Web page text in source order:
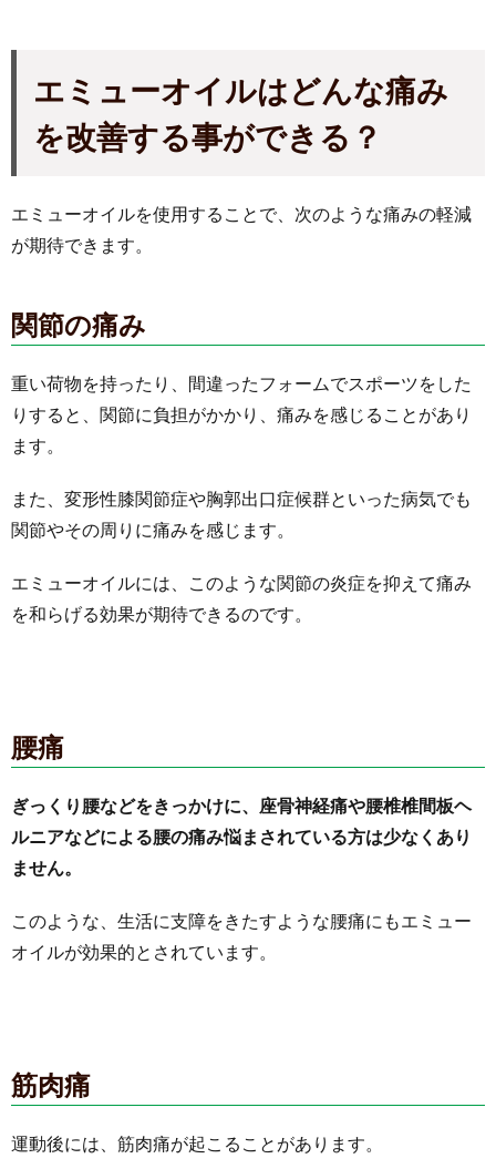
エミューオイルはどんな痛み
を改善する事ができる？
エミューオイルを使用することで、次のような痛みの軽減
が期待できます。
関節の痛み
重い荷物を持ったり、間違ったフォームでスポーツをした
りすると、関節に負担がかかり、痛みを感じることがあり
ます。
また、変形性膝関節症や胸郭出口症候群といった病気でも
関節やその周りに痛みを感じます。
エミューオイルには、このような関節の炎症を抑えて痛み
を和らげる効果が期待できるのです。
腰痛
ぎっくり腰などをきっかけに、座骨神経痛や腰椎椎間板ヘ
ルニアなどによる腰の痛み悩まされている方は少なくあり
ません。
このような、生活に支障をきたすような腰痛にもエミュー
オイルが効果的とされています。
筋肉痛
運動後には、筋肉痛が起こることがあります。